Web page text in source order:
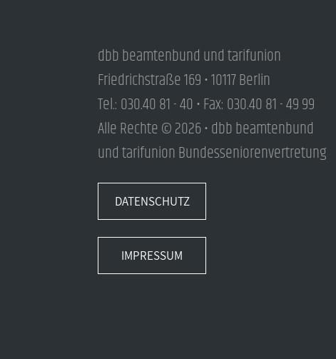
dbb beamtenbund und tarifunion
Friedrichstraße 169 • 10117 Berlin
Tel.: 030.40 81 - 40 • Fax: 030.40 81 - 49 99
Alle Rechte © 2026 • dbb beamtenbund
und tarifunion Bundesseniorenvertretung
DATENSCHUTZ
IMPRESSUM